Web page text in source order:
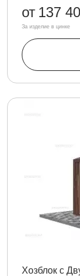
от 137
За изделие в цинке
Хозблок с